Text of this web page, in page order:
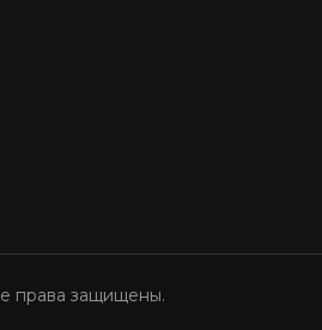
права защищены.